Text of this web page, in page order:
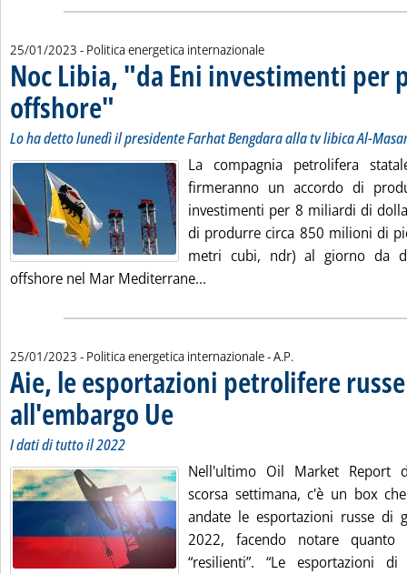
25/01/2023 - Politica energetica internazionale
Noc Libia, "da Eni investimenti per
offshore" . Sottotitolo: Lo ha detto lunedì il presidente Farhat Bengdara alla
Lo ha detto lunedì il presidente Farhat Bengdara alla tv libica Al-
La compagnia petrolifera
firmeranno un accordo di
investimenti per 8 miliardi di
di produrre circa 850 milioni di
metri cubi, ndr) al giorno da
offshore nel Mar Mediterrane...
25/01/2023 - Politica energetica internazionale -di:
A.P.
Aie, le esportazioni petrolifere
all'embargo Ue . Sottotitolo: I dati di tutto il 2022
. Pubblicata mercoledì 25 gennaio 2023 alle 12.55.
I dati di tutto il 2022
Nell'ultimo Oil Market Report
scorsa settimana, c'è un box
andate le esportazioni russe di
2022, facendo notare quanto
“resilienti”. “Le esportazioni